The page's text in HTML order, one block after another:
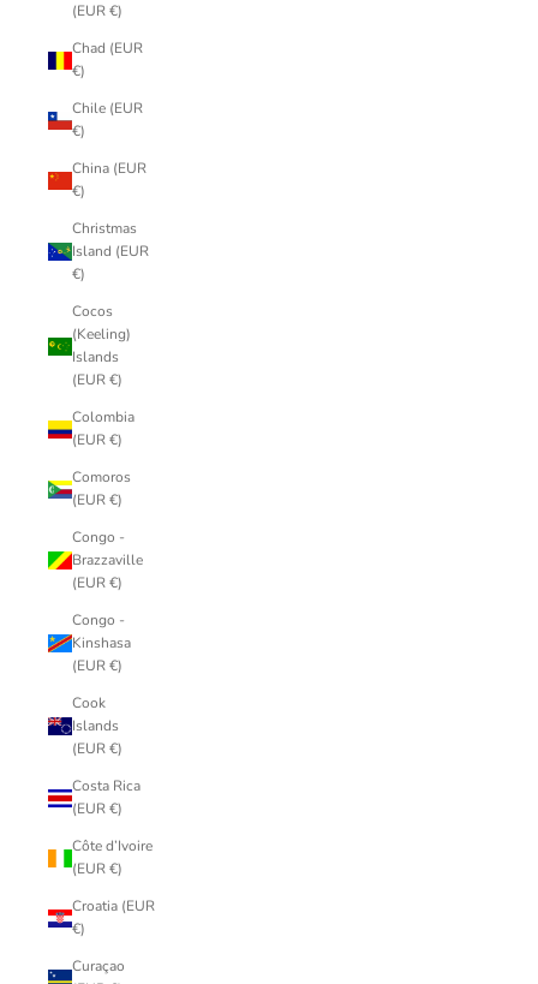
(EUR €)
Chad (EUR
€)
Chile (EUR
€)
China (EUR
€)
Christmas
Island (EUR
€)
Cocos
(Keeling)
Islands
(EUR €)
Colombia
(EUR €)
Comoros
(EUR €)
Congo -
Brazzaville
(EUR €)
Congo -
Kinshasa
(EUR €)
Cook
Islands
(EUR €)
Costa Rica
(EUR €)
Côte d’Ivoire
(EUR €)
Croatia (EUR
€)
Curaçao